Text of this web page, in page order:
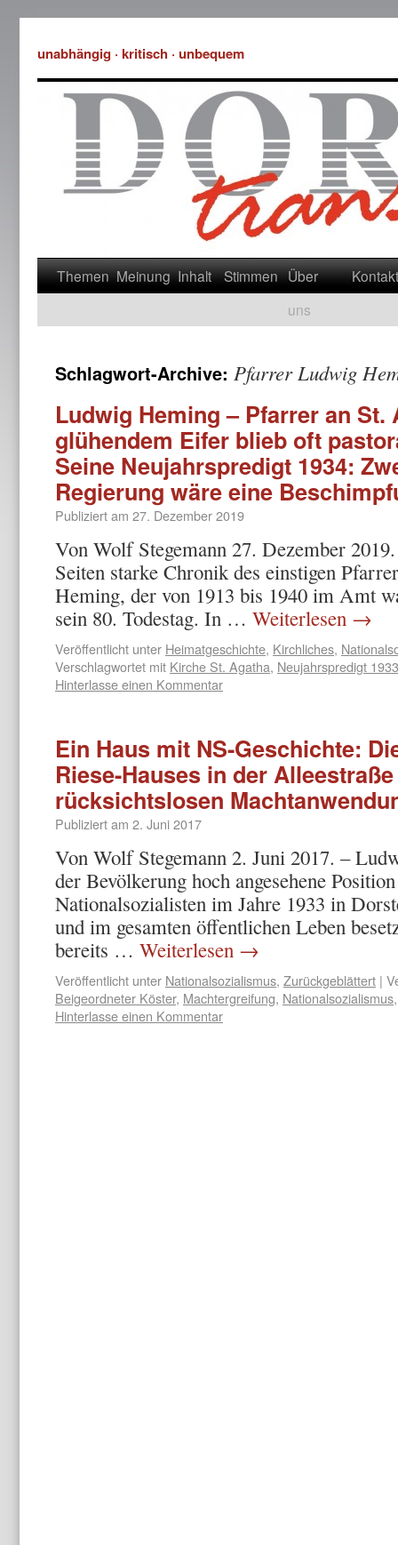
unabhängig · kritisch · unbequem
Themen Meinung Inhalt Stimmen Über
uns
Kontakt
Schlagwort-Archive: Pfarrer Ludwig
Ludwig Heming – Pfarrer an St.
glühendem Eifer blieb oft
Seine Neujahrspredigt 1934:
Regierung wäre eine
Publiziert am 27. Dezember 2019
Von Wolf Stegemann 27. Dezember
Seiten starke Chronik des einstigen
Heming, der von 1913 bis 1940 im Amt
sein 80. Todestag. In … Weiterlesen →
Veröffentlicht unter Heimatgeschichte, Kirchliches,
Verschlagwortet mit Kirche St. Agatha, Neujahrspredigt
Hinterlasse einen Kommentar
Ein Haus mit NS-Geschichte:
Riese-Hauses in der
rücksichtslosen
Publiziert am 2. Juni 2017
Von Wolf Stegemann 2. Juni 2017. –
der Bevölke­rung hoch angesehene
Nationalsozialisten im Jahre 1933 in
und im gesamten öffentlichen Leben
bereits … Weiterlesen →
Veröffentlicht unter Nationalsozialismus, Zurückgeblättert |
Beigeordneter Köster, Machtergreifung, Nationalsozialismus
Hinterlasse einen Kommentar